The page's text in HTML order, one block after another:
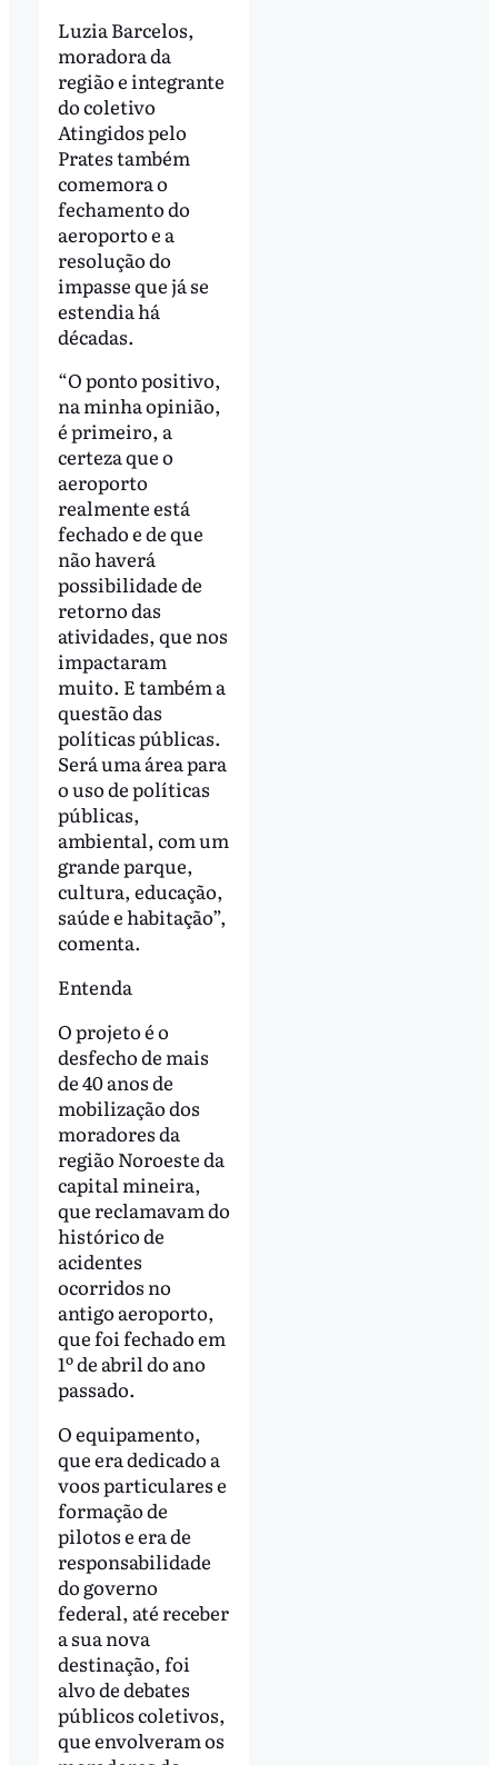
Luzia Barcelos,
moradora da
região e integrante
do coletivo
Atingidos pelo
Prates também
comemora o
fechamento do
aeroporto e a
resolução do
impasse que já se
estendia há
décadas.
“O ponto positivo,
na minha opinião,
é primeiro, a
certeza que o
aeroporto
realmente está
fechado e de que
não haverá
possibilidade de
retorno das
atividades, que nos
impactaram
muito. E também a
questão das
políticas públicas.
Será uma área para
o uso de políticas
públicas,
ambiental, com um
grande parque,
cultura, educação,
saúde e habitação”,
comenta.
Entenda
O projeto é o
desfecho de mais
de 40 anos de
mobilização dos
moradores da
região Noroeste da
capital mineira,
que reclamavam do
histórico de
acidentes
ocorridos no
antigo aeroporto,
que foi fechado em
1º de abril do ano
passado.
O equipamento,
que era dedicado a
voos particulares e
formação de
pilotos e era de
responsabilidade
do governo
federal, até receber
a sua nova
destinação, foi
alvo de debates
públicos coletivos,
que envolveram os